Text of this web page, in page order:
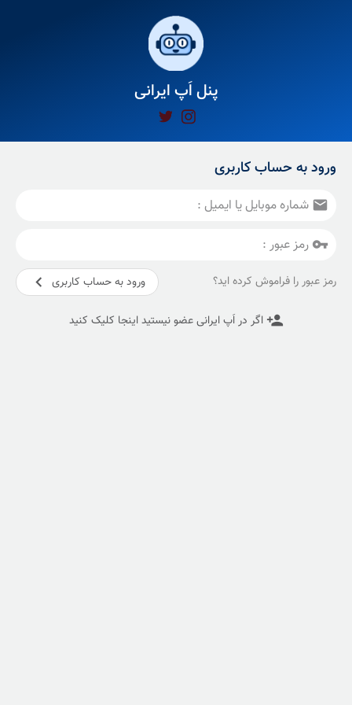
پنل اَپ ایرانی
ورود به حساب کاربری
 شماره موبایل یا ایمیل :
 رمز عبور :
ورود به حساب کاربری  رمز عبور را فراموش کرده اید؟
 اگر در اَپ ایرانی عضو نیستید اینجا کلیک کنید